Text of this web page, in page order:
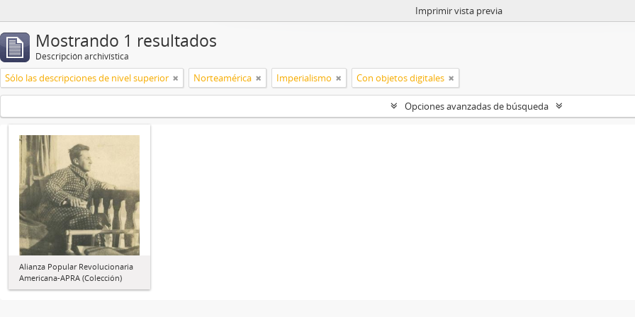
Imprimir vista previa
Mostrando 1 resultados
Descripción archivística
Sólo las descripciones de nivel superior Norteamérica Imperialismo Con objetos digitales
Opciones avanzadas de búsqueda
Alianza Popular Revolucionaria
Americana-APRA (Colección)